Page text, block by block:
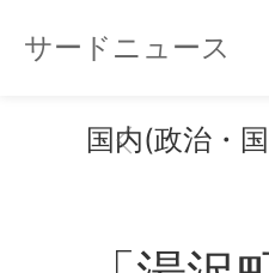
サードニュース
国内(政治・